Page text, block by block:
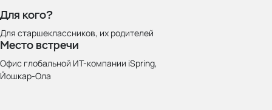
Для кого?
Для старшеклассников, их родителей
Место встречи
Офис глобальной ИТ-компании iSpring,
Йошкар‑Ола